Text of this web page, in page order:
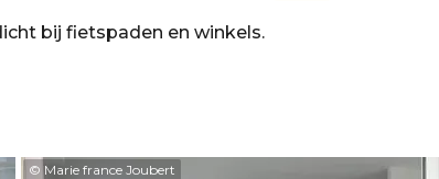
bij fietspaden en winkels.
© Marie france Joubert